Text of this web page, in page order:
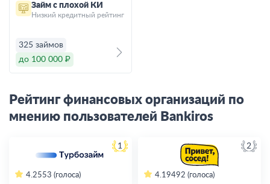
Займ с плохой КИ
Низкий кредитный рейтинг
325 займов
до 100 000 ₽
Рейтинг финансовых организаций по
мнению пользователей Bankiros
1
4.2553 (голоса)
2
4.19492 (голоса)